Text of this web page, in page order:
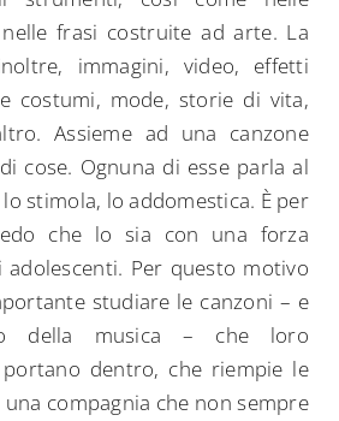
frasi costruite ad arte. La
immagini, video, effetti
costumi, mode, storie di vita,
Assieme ad una canzone
cose. Ognuna di esse parla al
stimola, lo addomestica. È per
che lo sia con una forza
Per questo motivo
studiare le canzoni – e
della musica – che loro
dentro, che riempie le
compagnia che non sempre